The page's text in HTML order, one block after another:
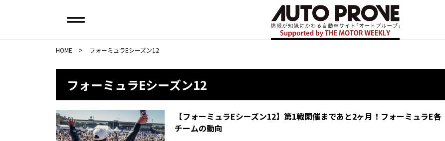
HOME > フォーミュラEシーズン12
フォーミュラEシーズン12
【フォーミュラEシーズン12】第1戦開催まであと2ヶ月！フォーミュラE各
チームの動向